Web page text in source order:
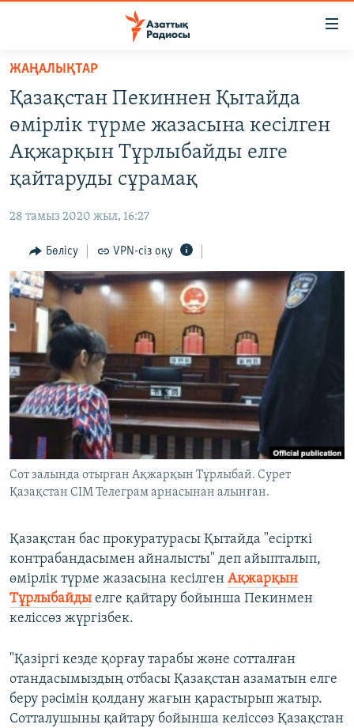
Skip
main
content
Skip
to
main
Skip
Search
САЯСАТ
AZATTYQTV
ҚАҢТАР ОҚИҒАСЫ
ӘЛЕМ
АРНАЙЫ ЖОБАЛАР
Русский
ЖАЗЫЛЫҢЫЗ
Басқа тілдерде
ЖАҢАЛЫҚТАР
Қазақстан Пекиннен Қытайда
өмірлік түрме жазасына кесілген
Ақжарқын Тұрлыбайды елге
қайтаруды сұрамақ
28 тамыз 2020 жыл, 16:27
Бөлісу VPN-сіз оқу
Сот залында отырған Ақжарқын Тұрлыбай. Сурет
Қазақстан СІМ Телеграм арнасынан алынған.
Қазақстан бас прокуратурасы Қытайда "есірткі
контрабандасымен айналысты" деп айыпталып,
өмірлік түрме жазасына кесілген Ақжарқын
Тұрлыбайды елге қайтару бойынша Пекинмен
келіссөз жүргізбек.
"Қазіргі кезде қорғау тарабы және сотталған
отандасымыздың отбасы Қазақстан азаматын елге
беру рәсімін қолдану жағын қарастырып жатыр.
Сотталушыны қайтару бойынша келіссөз Қазақстан